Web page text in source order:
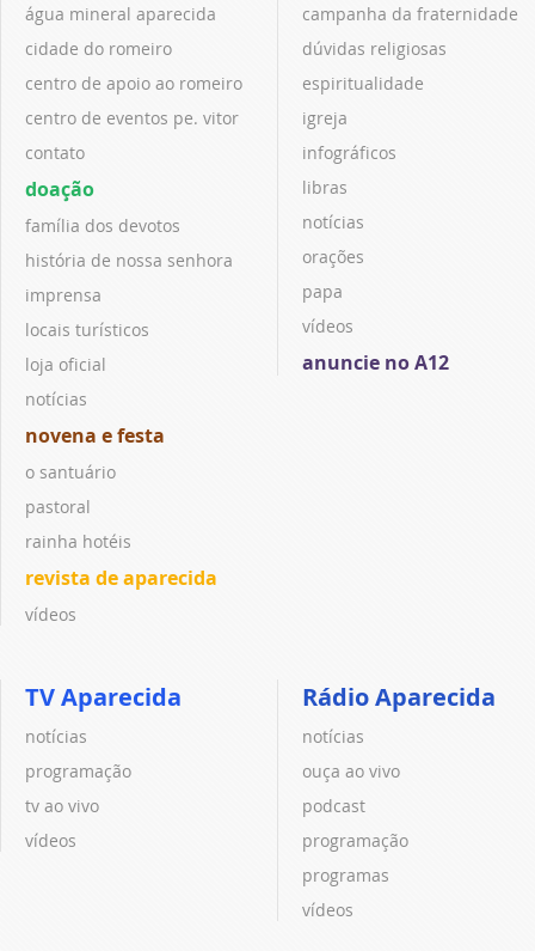
água mineral aparecida
cidade do romeiro
centro de apoio ao romeiro
centro de eventos pe. vitor
contato
doação
família dos devotos
história de nossa senhora
imprensa
locais turísticos
loja oficial
notícias
novena e festa
o santuário
pastoral
rainha hotéis
revista de aparecida
vídeos
campanha da fraternidade
dúvidas religiosas
espiritualidade
igreja
infográficos
libras
notícias
orações
papa
vídeos
anuncie no A12
TV Aparecida
notícias
programação
tv ao vivo
vídeos
Rádio Aparecida
notícias
ouça ao vivo
podcast
programação
programas
vídeos